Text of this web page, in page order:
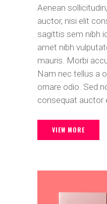
Aenean
auctor, nisi elit
sagittis sem nibh
amet nibh
mauris. Morbi
Nam nec tellus a
ornare odio. Sed
consequat auctor
VIEW MORE